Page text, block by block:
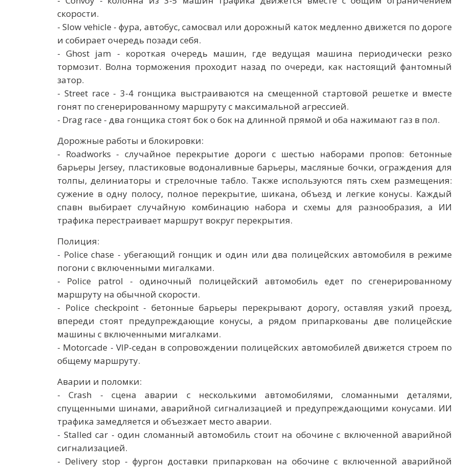
скорости.
- Slow vehicle - фура, автобус, самосвал или дорожный каток медленно движется по дороге
и собирает очередь позади себя.
- Ghost jam - короткая очередь машин, где ведущая машина периодически резко
тормозит. Волна торможения проходит назад по очереди, как настоящий фантомный
затор.
- Street race - 3-4 гонщика выстраиваются на смещенной стартовой решетке и вместе
гонят по сгенерированному маршруту с максимальной агрессией.
- Drag race - два гонщика стоят бок о бок на длинной прямой и оба нажимают газ в пол.
Дорожные работы и блокировки:
- Roadworks - случайное перекрытие дороги с шестью наборами пропов: бетонные
барьеры Jersey, пластиковые водоналивные барьеры, масляные бочки, ограждения для
толпы, делиниаторы и стрелочные табло. Также используются пять схем размещения:
сужение в одну полосу, полное перекрытие, шикана, объезд и легкие конусы. Каждый
спавн выбирает случайную комбинацию набора и схемы для разнообразия, а ИИ
трафика перестраивает маршрут вокруг перекрытия.
Полиция:
- Police chase - убегающий гонщик и один или два полицейских автомобиля в режиме
погони с включенными мигалками.
- Police patrol - одиночный полицейский автомобиль едет по сгенерированному
маршруту на обычной скорости.
- Police checkpoint - бетонные барьеры перекрывают дорогу, оставляя узкий проезд,
впереди стоят предупреждающие конусы, а рядом припаркованы две полицейские
машины с включенными мигалками.
- Motorcade - VIP-седан в сопровождении полицейских автомобилей движется строем по
общему маршруту.
Аварии и поломки:
- Crash - сцена аварии с несколькими автомобилями, сломанными деталями,
спущенными шинами, аварийной сигнализацией и предупреждающими конусами. ИИ
трафика замедляется и объезжает место аварии.
- Stalled car - один сломанный автомобиль стоит на обочине с включенной аварийной
сигнализацией.
- Delivery stop - фургон доставки припаркован на обочине с включенной аварийной